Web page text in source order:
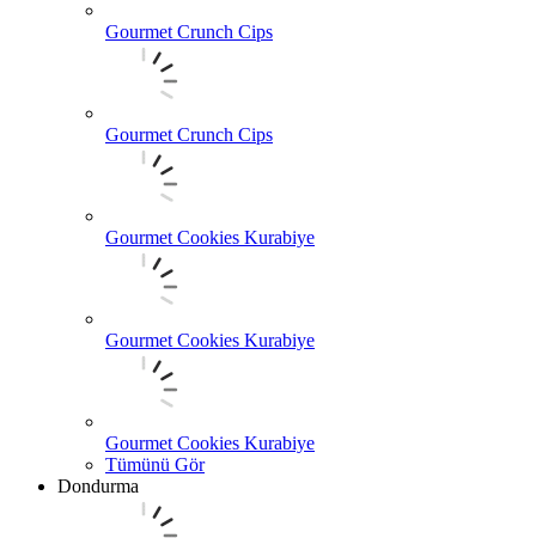
Gourmet Crunch Cips
Gourmet Crunch Cips
Gourmet Cookies Kurabiye
Gourmet Cookies Kurabiye
Gourmet Cookies Kurabiye
Tümünü Gör
Dondurma